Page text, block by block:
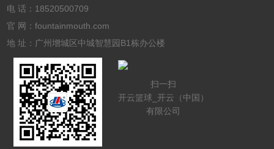
电 话： 18520500709
官 网：fountainmouth.com
地 址：广州增城区中城智慧园B1栋办公楼
扫一扫
开云篮球_开云（中国）
有限公司